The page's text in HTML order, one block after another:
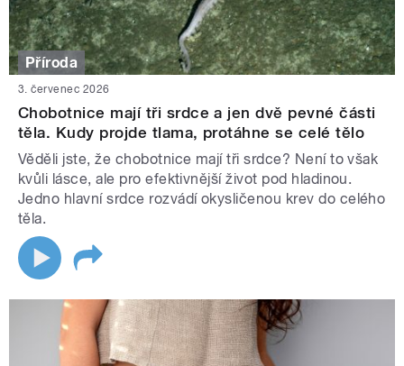
Příroda
3. červenec 2026
Chobotnice mají tři srdce a jen dvě pevné části
těla. Kudy projde tlama, protáhne se celé tělo
Věděli jste, že chobotnice mají tři srdce? Není to však
kvůli lásce, ale pro efektivnější život pod hladinou.
Jedno hlavní srdce rozvádí okysličenou krev do celého
těla.